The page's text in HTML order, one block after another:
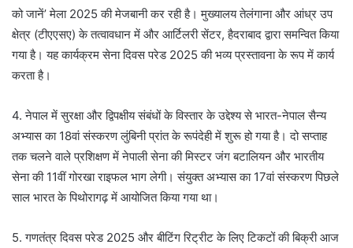
को जानें’ मेला 2025 की मेजबानी कर रही है। मुख्यालय तेलंगाना और आंध्र उप
क्षेत्र (टीएएसए) के तत्वावधान में और आर्टिलरी सेंटर, हैदराबाद द्वारा समन्वित किया
गया है। यह कार्यक्रम सेना दिवस परेड 2025 की भव्य प्रस्तावना के रूप में कार्य
करता है।
4. नेपाल में सुरक्षा और द्विपक्षीय संबंधों के विस्तार के उद्देश्य से भारत-नेपाल सैन्य
अभ्यास का 18वां संस्करण लुंबिनी प्रांत के रूपंदेही में शुरू हो गया है। दो सप्ताह
तक चलने वाले प्रशिक्षण में नेपाली सेना की मिस्टर जंग बटालियन और भारतीय
सेना की 11वीं गोरखा राइफल भाग लेगी। संयुक्त अभ्यास का 17वां संस्करण पिछले
साल भारत के पिथोरागढ़ में आयोजित किया गया था।
5. गणतंत्र दिवस परेड 2025 और बीटिंग रिट्रीट के लिए टिकटों की बिक्री आज